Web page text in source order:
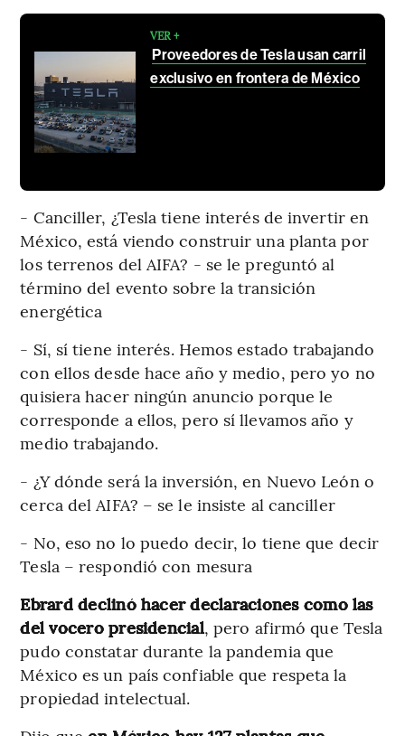
VER +
Proveedores de Tesla usan carril
exclusivo en frontera de México
- Canciller, ¿Tesla tiene interés de invertir en
México, está viendo construir una planta por
los terrenos del AIFA? - se le preguntó al
término del evento sobre la transición
energética
- Sí, sí tiene interés. Hemos estado trabajando
con ellos desde hace año y medio, pero yo no
quisiera hacer ningún anuncio porque le
corresponde a ellos, pero sí llevamos año y
medio trabajando.
- ¿Y dónde será la inversión, en Nuevo León o
cerca del AIFA? – se le insiste al canciller
- No, eso no lo puedo decir, lo tiene que decir
Tesla – respondió con mesura
Ebrard declinó hacer declaraciones como las
del vocero presidencial, pero afirmó que Tesla
pudo constatar durante la pandemia que
México es un país confiable que respeta la
propiedad intelectual.